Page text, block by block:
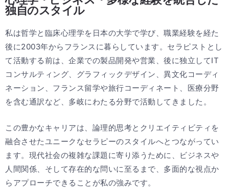
独自のスタイル
私は哲学と臨床心理学を日本の大学で学び、職業経験を経た
後に2003年からフランスに暮らしています。セラピストとし
て活動する前は、企業での製品開発や営業、後に独立してIT
コンサルティング、グラフィックデザイン、異文化コーディ
ネーション、フランス留学や旅行コーディネート、医療分野
を含む通訳など、多岐にわたる分野で活動してきました。
この豊かなキャリアは、論理的思考とクリエイティビティを
融合させたユニークなセラピーのスタイルへとつながってい
ます。現代社会の複雑な課題に寄り添うために、ビジネスや
人間関係、そして存在的な問いに至るまで、多面的な視点か
らアプローチできることが私の強みです。